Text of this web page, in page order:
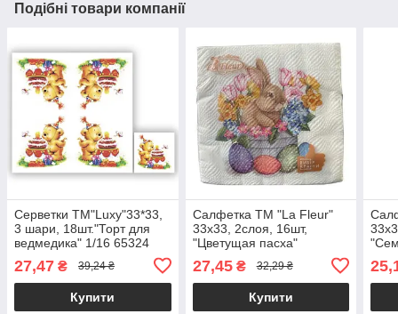
Подібні товари компанії
Серветки ТМ"Luxy"33*33,
3 шари, 18шт."Торт для
ведмедика" 1/16 65324
27,47 ₴ 39,24 ₴
Купити
Салфетка ТМ "La Fleur"
33х33, 2слоя, 16шт,
"Цветущая пасха"
27,45₴ 32,29 ₴
Купити